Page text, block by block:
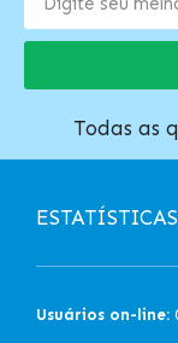
Todas as
Usuários on-line: